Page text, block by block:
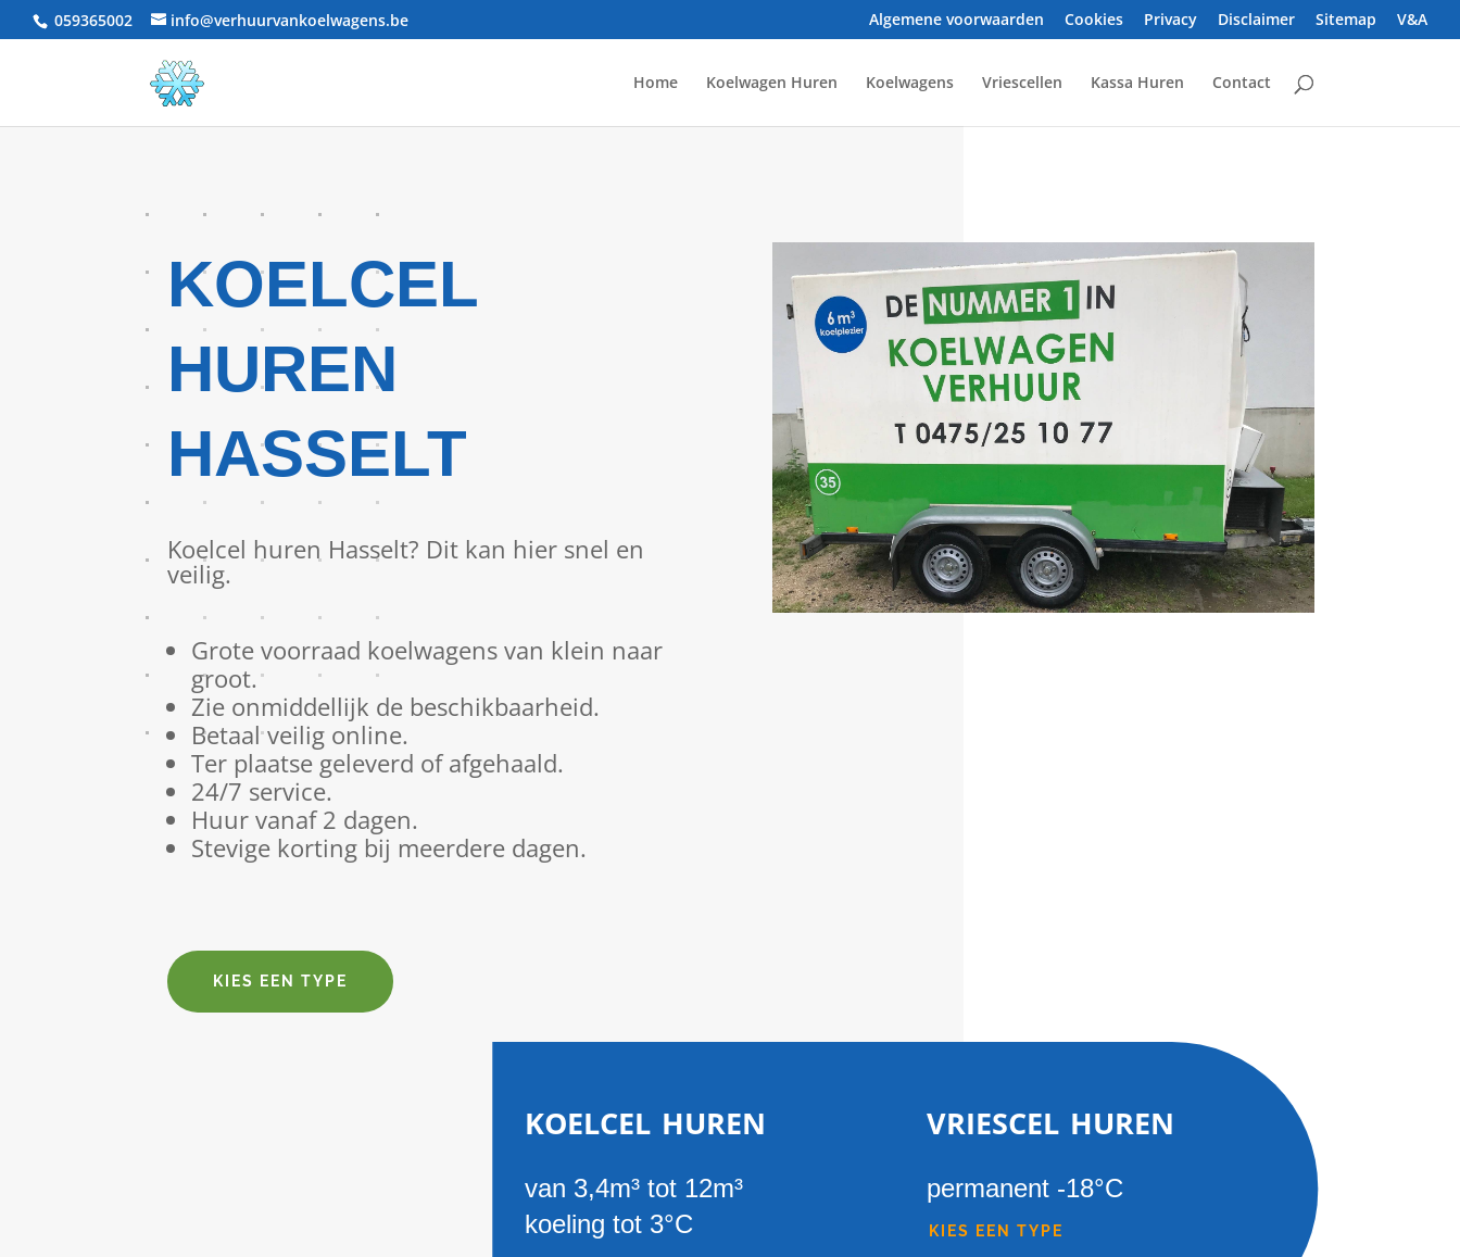
059365002 info@verhuurvankoelwagens.be Algemene voorwaarden Cookies Privacy Disclaimer Sitemap V&A
Home Koelwagen Huren Koelwagens Vriescellen Kassa Huren Contact
KOELCEL
HUREN
HASSELT
Koelcel huren Hasselt? Dit kan hier snel en
veilig.
Grote voorraad koelwagens van klein naar
groot.
Zie onmiddellijk de beschikbaarheid.
Betaal veilig online.
Ter plaatse geleverd of afgehaald.
24/7 service.
Huur vanaf 2 dagen.
Stevige korting bij meerdere dagen.
KIES EEN TYPE
koelcel huren
van 3,4m³ tot 12m³
koeling tot 3°C
vriescel huren
permanent -18°C
KIES EEN TYPE